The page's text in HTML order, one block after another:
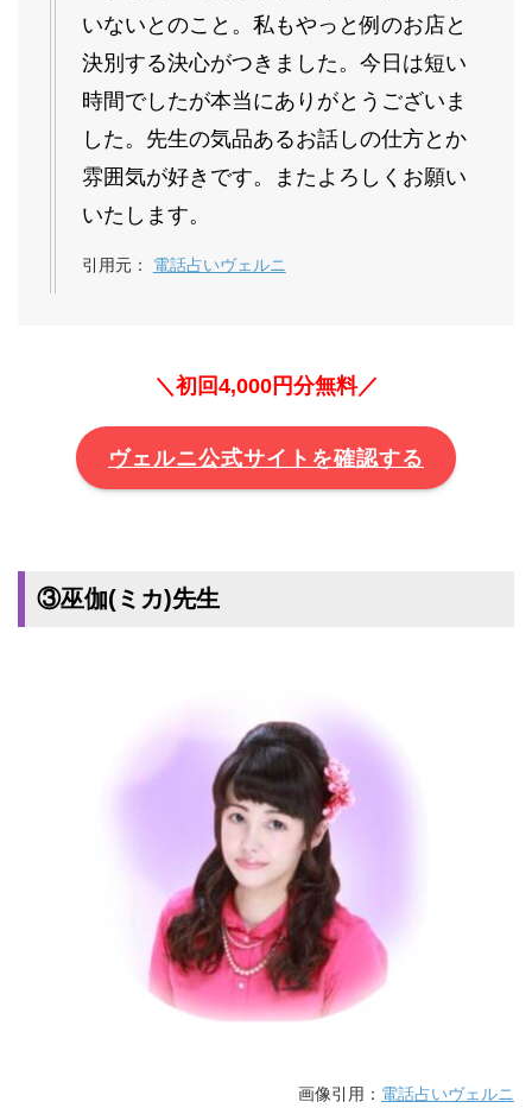
いないとのこと。私もやっと例のお店と
決別する決心がつきました。今日は短い
時間でしたが本当にありがとうございま
した。先生の気品あるお話しの仕方とか
雰囲気が好きです。またよろしくお願い
いたします。
引用元： 電話占いヴェルニ
＼初回4,000円分無料／
ヴェルニ公式サイトを確認する
③巫伽(ミカ)先生
画像引用： 電話占いヴェルニ